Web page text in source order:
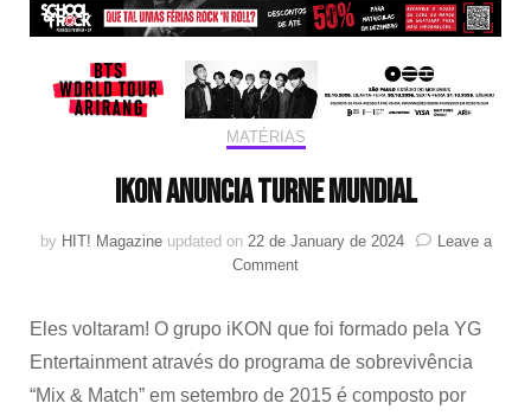
MATÉRIAS
IKON ANUNCIA TURNE MUNDIAL
by HIT! Magazine updated on 22 de January de 2024
Leave a
Commenton
TURNE
MUNDIAL
Eles voltaram! O grupo iKON que foi formado pela YG
Entertainment através do programa de sobrevivência
“Mix & Match” em setembro de 2015 é composto por